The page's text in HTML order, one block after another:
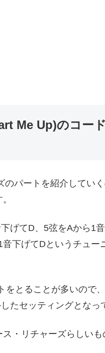
Me Up)のコー
パートを紹介してい
げてD、5弦をAから1
下げてDというチュー
とることが多いので
たセッティングとなっ
・リチャーズらしい